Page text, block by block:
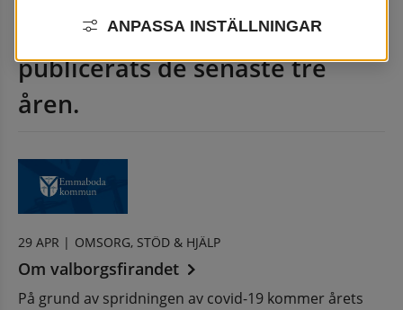
Här kan du läsa nyheter som
publicerats de senaste tre
åren.
29 APR | OMSORG, STÖD & HJÄLP
Om valborgsfirandet
På grund av spridningen av covid-19 kommer årets
ANPASSA INSTÄLLNINGAR